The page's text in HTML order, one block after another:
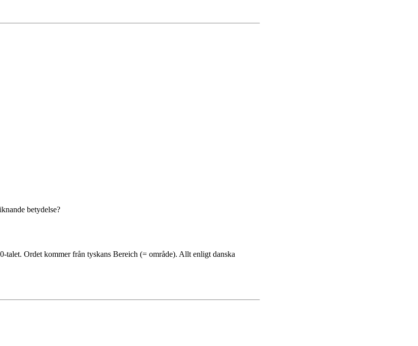
betydelse?
talet. Ordet kommer från tyskans Bereich (= område). Allt enligt danska